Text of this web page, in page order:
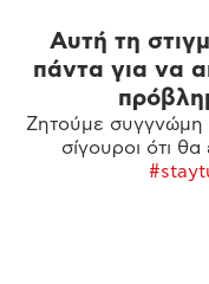
Αυτή τη
πάντα για να
Ζητούμε συγγνώμη
σίγουροι ότι